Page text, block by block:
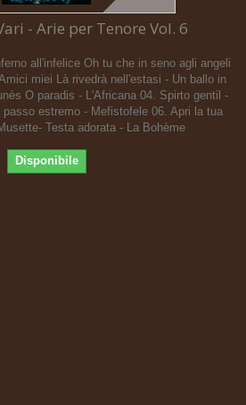
- Arie per Tenore Vol. 6
all'infelice Oh tu che in seno agli angeli
miei Là rivedrà nell'estasi - Un ballo in
O paradis - L'Africana 04. Spirto gentil -
estremo - Mefistofele 06. Apri la tua
Testa adorata - La Bohème
Disponibile